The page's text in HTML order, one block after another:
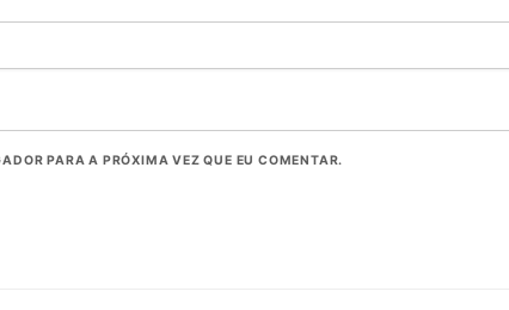
PARA A PRÓXIMA VEZ QUE EU COMENTAR.